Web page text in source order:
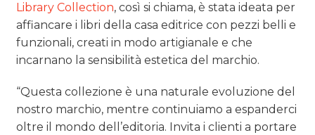
OPINIONI
Library Collection, così si chiama, è stata ideata per
affiancare i libri della casa editrice con pezzi belli e
funzionali, creati in modo artigianale e che
incarnano la sensibilità estetica del marchio.
“Questa collezione è una naturale evoluzione del
nostro marchio, mentre continuiamo a espanderci
oltre il mondo dell’editoria. Invita i clienti a portare